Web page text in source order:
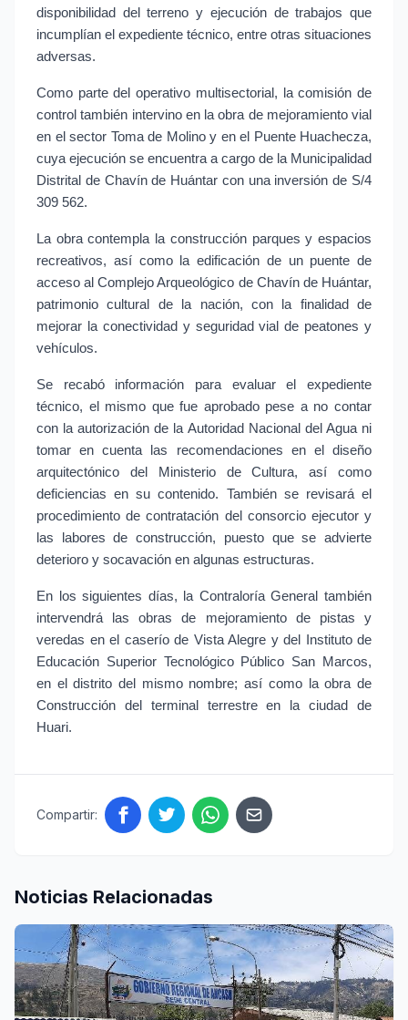
disponibilidad del terreno y ejecución de trabajos que
incumplían el expediente técnico, entre otras situaciones
adversas.
Como parte del operativo multisectorial, la comisión de
control también intervino en la obra de mejoramiento vial
en el sector Toma de Molino y en el Puente Huachecza,
cuya ejecución se encuentra a cargo de la Municipalidad
Distrital de Chavín de Huántar con una inversión de S/4
309 562.
La obra contempla la construcción parques y espacios
recreativos, así como la edificación de un puente de
acceso al Complejo Arqueológico de Chavín de Huántar,
patrimonio cultural de la nación, con la finalidad de
mejorar la conectividad y seguridad vial de peatones y
vehículos.
Se recabó información para evaluar el expediente
técnico, el mismo que fue aprobado pese a no contar
con la autorización de la Autoridad Nacional del Agua ni
tomar en cuenta las recomendaciones en el diseño
arquitectónico del Ministerio de Cultura, así como
deficiencias en su contenido. También se revisará el
procedimiento de contratación del consorcio ejecutor y
las labores de construcción, puesto que se advierte
deterioro y socavación en algunas estructuras.
En los siguientes días, la Contraloría General también
intervendrá las obras de mejoramiento de pistas y
veredas en el caserío de Vista Alegre y del Instituto de
Educación Superior Tecnológico Público San Marcos,
en el distrito del mismo nombre; así como la obra de
Construcción del terminal terrestre en la ciudad de
Huari.
Compartir:
Noticias Relacionadas